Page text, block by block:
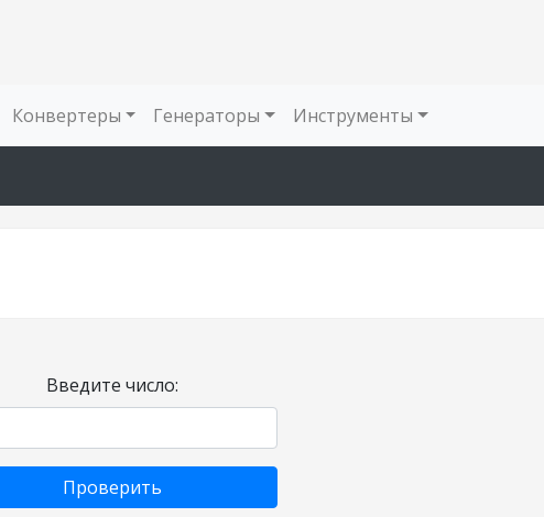
Конвертеры Генераторы Инструменты
Введите число:
Проверить